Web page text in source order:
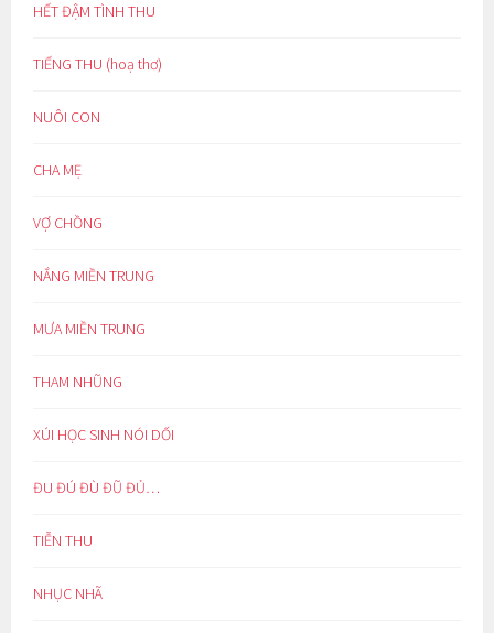
HẾT ĐẬM TÌNH THU
TIẾNG THU (hoạ thơ)
NUÔI CON
CHA MẸ
VỢ CHỒNG
NẮNG MIỀN TRUNG
MƯA MIỀN TRUNG
THAM NHŨNG
XÚI HỌC SINH NÓI DỐI
ĐU ĐÚ ĐÙ ĐŨ ĐỦ…
TIỄN THU
NHỤC NHÃ